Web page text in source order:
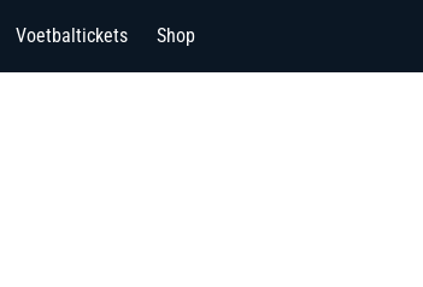
Voetbaltickets Shop